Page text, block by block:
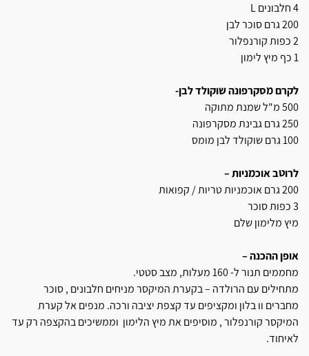
4 חלבונים L
200 גרם סוכר לבן
2 כפות קורנפלור
1 כף מיץ לימון
לקרם מסקרפונה שוקולד לבן-
500 מ"ל שמנת מתוקה
250 גרם גבינת מסקרפונה
100 גרם שוקולד לבן מומס
לרוטב אוכמניות –
200 גרם אוכמניות טריות / קפואות
3 כפות סוכר
מיץ מלימון שלם
אופן ההכנה –
מחממים תנור ל- 160 מעלות, מצב סטטי.
מתחילים עם הרולדה – בקערת המיקסר מניחים חלבונים , סוכר
מחברים וו בלון ומקציפים עד קצפת יציבה ורכה. מנפים אל קערת
המיקסר קורנפלור , מוסיפים את מיץ הלימון וממשיכים בהקצפה רק עד
לאיחוד.